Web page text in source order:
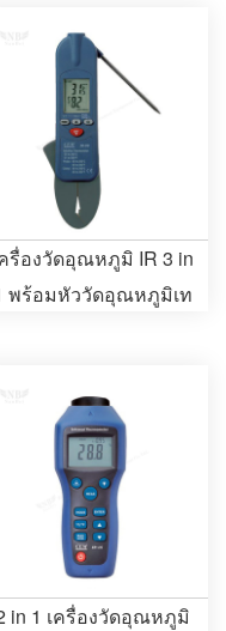
รื่องวัดอุณหภูมิ IR 3 in
พร้อมหัววัดอุณหภูมิเท
in 1 เครื่องวัดอุณหภูมิ